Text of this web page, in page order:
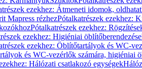
ezekhez: Átmeneti idomok,
Mapress rézhezPótalkatrészek ezekhez:
Pótalkatrészek ezekhez:
ezekhez: Higiéniai
ezekhez: Öblítőtartályok és WC-
és WC-vezérlők számára, higiéniai
Hálózati csatlakozó egységek